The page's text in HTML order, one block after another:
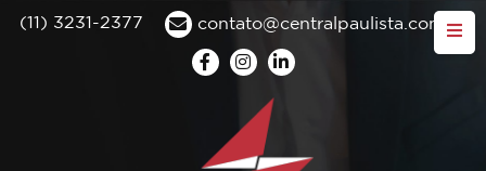
(11) 3231-2377 contato@centralpaulista.com.br